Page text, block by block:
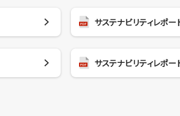
サステナビリティレポ
サステナビリティレポ